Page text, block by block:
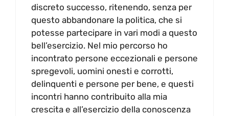
discreto successo, ritenendo, senza per
questo abbandonare la politica, che si
potesse partecipare in vari modi a questo
bell’esercizio. Nel mio percorso ho
incontrato persone eccezionali e persone
spregevoli, uomini onesti e corrotti,
delinquenti e persone per bene, e questi
incontri hanno contribuito alla mia
crescita e all’esercizio della conoscenza